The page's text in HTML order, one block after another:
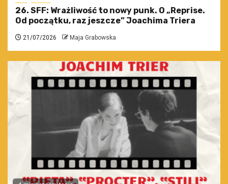
26. SFF: Wrażliwość to nowy punk. O „Reprise.
Od początku, raz jeszcze” Joachima Triera
21/07/2026 Maja Grabowska